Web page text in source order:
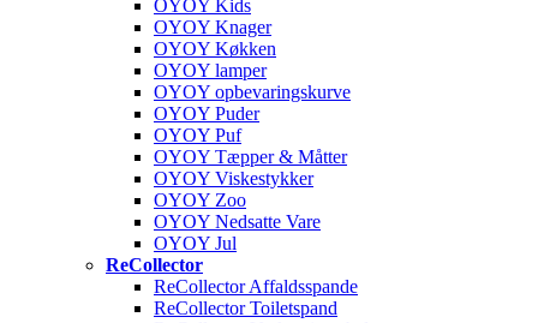
OYOY Kids
OYOY Knager
OYOY Køkken
OYOY lamper
OYOY opbevaringskurve
OYOY Puder
OYOY Puf
OYOY Tæpper & Måtter
OYOY Viskestykker
OYOY Zoo
OYOY Nedsatte Vare
OYOY Jul
ReCollector
ReCollector Affaldsspande
ReCollector Toiletspand